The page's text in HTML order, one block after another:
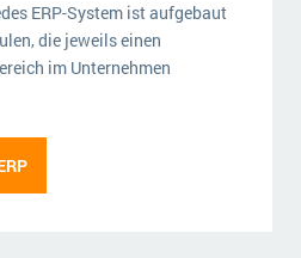
ERP-System ist aufgebaut
die jeweils einen
im Unternehmen